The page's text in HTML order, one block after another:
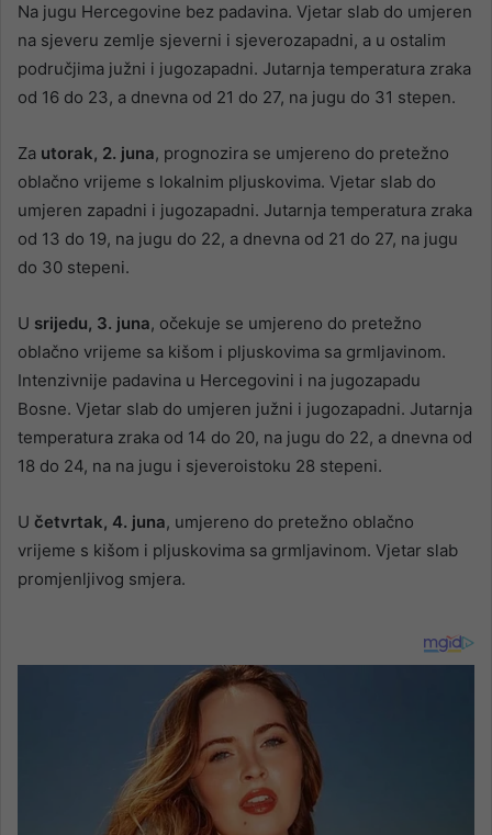
Na jugu Hercegovine bez padavina. Vjetar slab do umjeren
na sjeveru zemlje sjeverni i sjeverozapadni, a u ostalim
područjima južni i jugozapadni. Jutarnja temperatura zraka
od 16 do 23, a dnevna od 21 do 27, na jugu do 31 stepen.
Za utorak, 2. juna, prognozira se umjereno do pretežno
oblačno vrijeme s lokalnim pljuskovima. Vjetar slab do
umjeren zapadni i jugozapadni. Jutarnja temperatura zraka
od 13 do 19, na jugu do 22, a dnevna od 21 do 27, na jugu
do 30 stepeni.
U srijedu, 3. juna, očekuje se umjereno do pretežno
oblačno vrijeme sa kišom i pljuskovima sa grmljavinom.
Intenzivnije padavina u Hercegovini i na jugozapadu
Bosne. Vjetar slab do umjeren južni i jugozapadni. Jutarnja
temperatura zraka od 14 do 20, na jugu do 22, a dnevna od
18 do 24, na na jugu i sjeveroistoku 28 stepeni.
U četvrtak, 4. juna, umjereno do pretežno oblačno
vrijeme s kišom i pljuskovima sa grmljavinom. Vjetar slab
promjenljivog smjera.